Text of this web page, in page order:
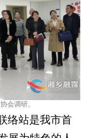
会调研。
络站是我市首